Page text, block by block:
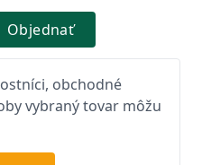
Objednať
obchodné
vybraný tovar môžu